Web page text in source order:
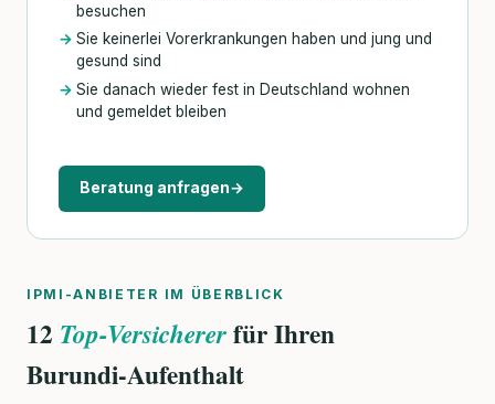
besuchen
Sie keinerlei Vorerkrankungen haben und jung und
gesund sind
Sie danach wieder fest in Deutschland wohnen
und gemeldet bleiben
Beratung anfragen→
IPMI-ANBIETER IM ÜBERBLICK
12 Top-Versichererfür Ihren
Burundi-Aufenthalt